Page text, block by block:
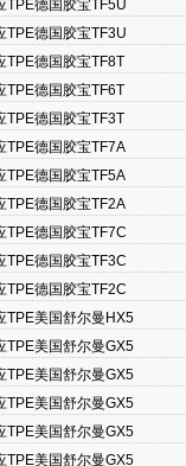
TPE德国胶宝TF5U
TPE德国胶宝TF3U
TPE德国胶宝TF8T
TPE德国胶宝TF6T
TPE德国胶宝TF3T
TPE德国胶宝TF7A
TPE德国胶宝TF5A
TPE德国胶宝TF2A
TPE德国胶宝TF7C
TPE德国胶宝TF3C
TPE德国胶宝TF2C
TPE美国舒尔曼HX5
TPE美国舒尔曼GX5
TPE美国舒尔曼GX5
TPE美国舒尔曼GX5
TPE美国舒尔曼GX5
TPE美国舒尔曼GX5